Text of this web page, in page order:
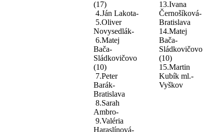
(17)
4.Ján Lakota-
5.Oliver
Novysedlák-
6.Matej
Bača-
Sládkovičovo
(10)
7.Peter
Barák-
Bratislava
8.Sarah
Ambro-
9.Valéria
Haraslínová-
13.Ivana
Černošíková-
Bratislava
14.Matej
Bača-
Sládkovičovo
(10)
15.Martin
Kubík ml.-
Vyškov